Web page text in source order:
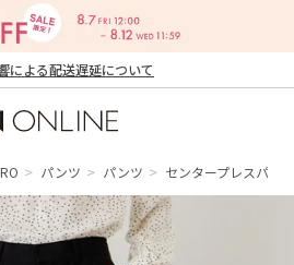
による配送遅延について
パンツ パンツ センタープレスパン